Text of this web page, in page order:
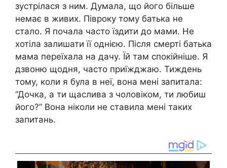
зустрілася з ним. Думала, що його більше
немає в живих. Півроку тому батька не
стало. Я почала часто їздити до мами. Не
хотіла залишати її однією. Після смерті батька
мама переїхала на дачу. Їй там спокійніше. Я
дзвоню щодня, часто приїжджаю. Тиждень
тому, коли я була в неї, вона мені запитала:
“Дочка, а ти щаслива з чоловіком, ти любиш
його?” Вона ніколи не ставила мені таких
запитань.